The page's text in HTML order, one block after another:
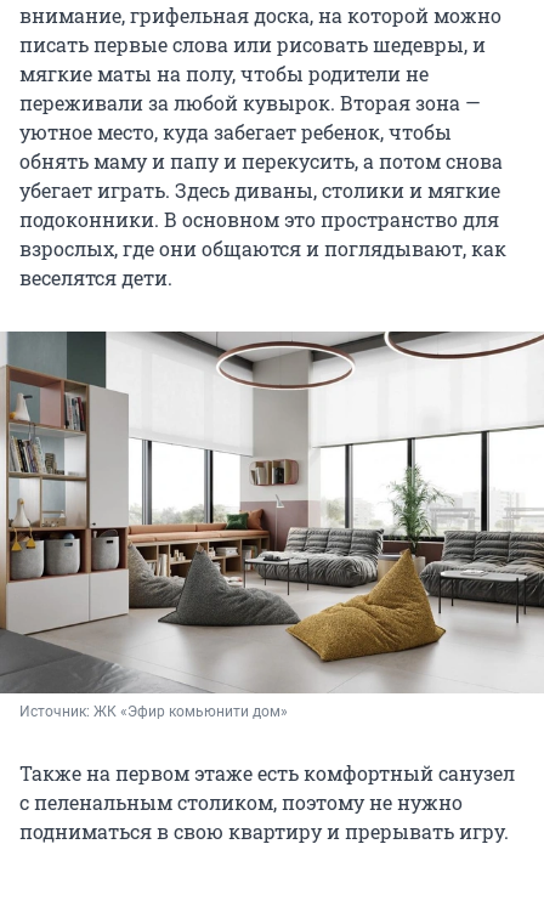
внимание, грифельная доска, на которой можно
писать первые слова или рисовать шедевры, и
мягкие маты на полу, чтобы родители не
переживали за любой кувырок. Вторая зона —
уютное место, куда забегает ребенок, чтобы
обнять маму и папу и перекусить, а потом снова
убегает играть. Здесь диваны, столики и мягкие
подоконники. В основном это пространство для
взрослых, где они общаются и поглядывают, как
веселятся дети.
Источник: ЖК «Эфир комьюнити дом»
Также на первом этаже есть комфортный санузел
с пеленальным столиком, поэтому не нужно
подниматься в свою квартиру и прерывать игру.